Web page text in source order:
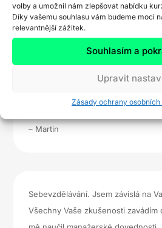
volby a umožnil nám zlepšovat nabídku
Díky vašemu souhlasu vám budeme moci
relevantnější zážitek.
Souhlasím a
Upravit
Zásady ochrany osobních
Jestli můžu takhle: Pánové změnili
moc zvědavý, kde mne v
osobně 🙂 Váš věrný posluchač
– Martin
Sebevzdělávání. Jsem závislá na
Všechny Vaše zkušenosti zavádím